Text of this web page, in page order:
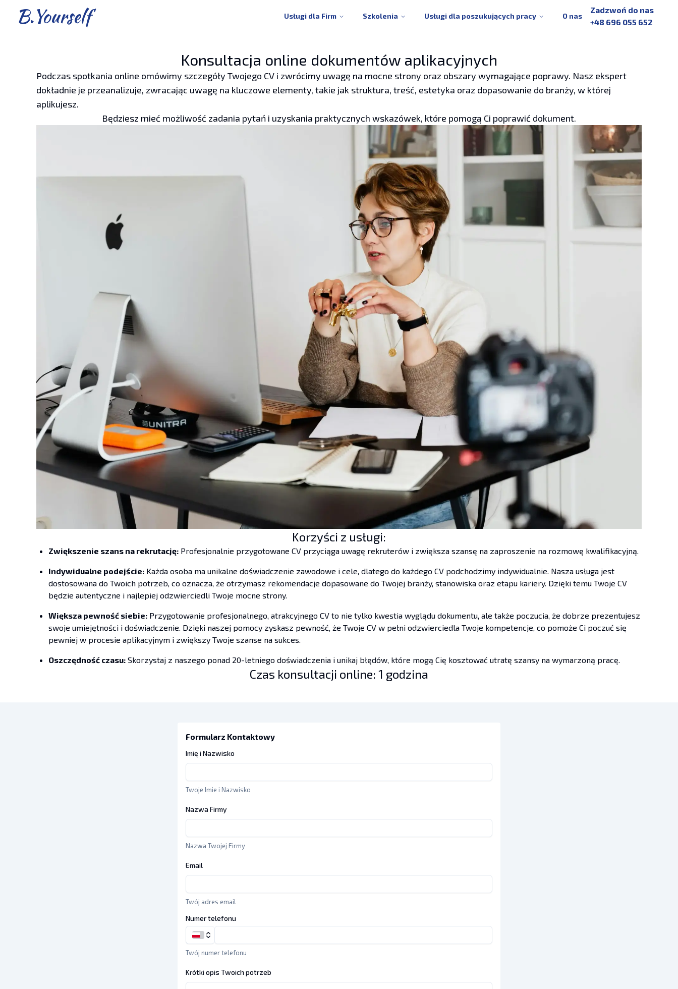
B.Yourself Usługi dla Firm Szkolenia Usługi dla poszukujących pracy O nas
Zadzwoń do nas
+48 696 055 652
Konsultacja online dokumentów aplikacyjnych
Podczas spotkania online omówimy szczegóły Twojego CV i zwrócimy uwagę na mocne strony oraz obszary wymagające poprawy. Nasz ekspert
dokładnie je przeanalizuje, zwracając uwagę na kluczowe elementy, takie jak struktura, treść, estetyka oraz dopasowanie do branży, w której
aplikujesz.
Będziesz mieć możliwość zadania pytań i uzyskania praktycznych wskazówek, które pomogą Ci poprawić dokument.
Korzyści z usługi:
Zwiększenie szans na rekrutację: Profesjonalnie przygotowane CV przyciąga uwagę rekruterów i zwiększa szansę na zaproszenie na rozmowę kwalifikacyjną.
Indywidualne podejście: Każda osoba ma unikalne doświadczenie zawodowe i cele, dlatego do każdego CV podchodzimy indywidualnie. Nasza usługa jest
dostosowana do Twoich potrzeb, co oznacza, że otrzymasz rekomendacje dopasowane do Twojej branży, stanowiska oraz etapu kariery. Dzięki temu Twoje CV
będzie autentyczne i najlepiej odzwierciedli Twoje mocne strony.
Większa pewność siebie: Przygotowanie profesjonalnego, atrakcyjnego CV to nie tylko kwestia wyglądu dokumentu, ale także poczucia, że dobrze prezentujesz
swoje umiejętności i doświadczenie. Dzięki naszej pomocy zyskasz pewność, że Twoje CV w pełni odzwierciedla Twoje kompetencje, co pomoże Ci poczuć się
pewniej w procesie aplikacyjnym i zwiększy Twoje szanse na sukces.
Oszczędność czasu: Skorzystaj z naszego ponad 20-letniego doświadczenia i unikaj błędów, które mogą Cię kosztować utratę szansy na wymarzoną pracę.
Czas konsultacji online: 1 godzina
Formularz Kontaktowy
Imię i Nazwisko
Twoje Imie i Nazwisko
Nazwa Firmy
Nazwa Twojej Firmy
Email
Twój adres email
Numer telefonu
Twój numer telefonu
Krótki opis Twoich potrzeb